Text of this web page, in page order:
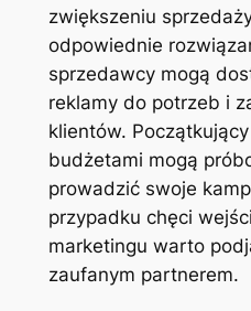
zwiększeniu
odpowiednie
sprzedawcy mogą
reklamy do potrzeb i
klientów.
budżetami mogą
prowadzić swoje
przypadku chęci
marketingu warto
zaufanym partnerem.